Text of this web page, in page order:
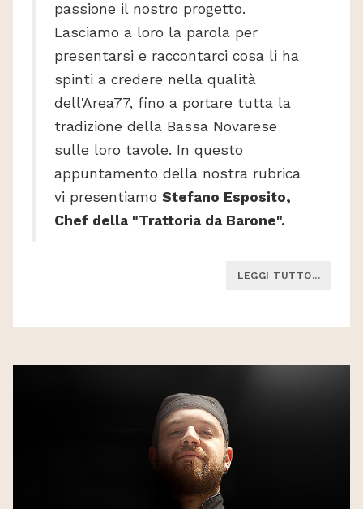
passione il nostro progetto.
Lasciamo a loro la parola per
presentarsi e raccontarci cosa li ha
spinti a credere nella qualità
dell'Area77, fino a portare tutta la
tradizione della Bassa Novarese
sulle loro tavole. In questo
appuntamento della nostra rubrica
vi presentiamo Stefano Esposito,
Chef della "Trattoria da Barone".
LEGGI TUTTO...